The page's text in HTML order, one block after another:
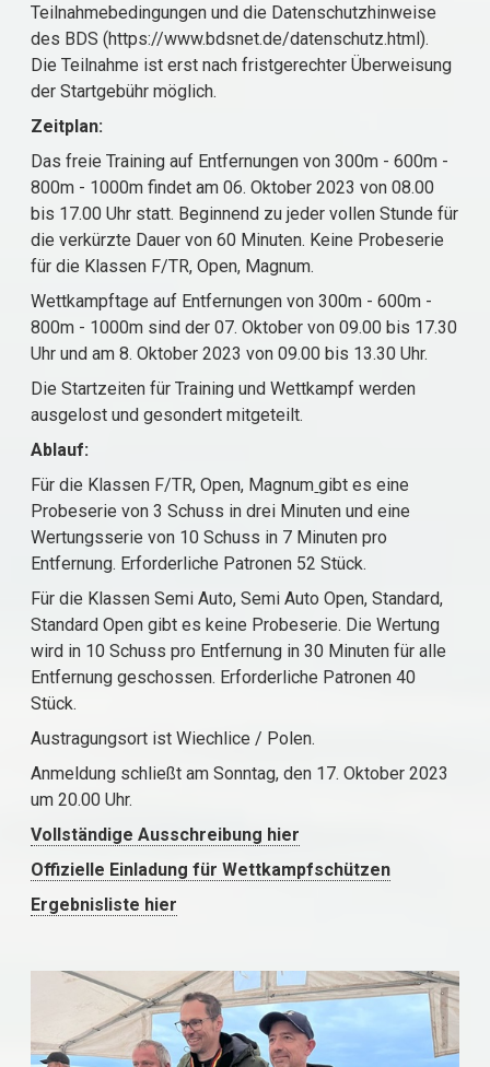
Teilnahmebedingungen und die Datenschutzhinweise
des BDS (https://www.bdsnet.de/datenschutz.html).
Die Teilnahme ist erst nach fristgerechter Überweisung
der Startgebühr möglich.
Zeitplan:
Das freie Training auf Entfernungen von 300m - 600m -
800m - 1000m findet am 06. Oktober 2023 von 08.00
bis 17.00 Uhr statt. Beginnend zu jeder vollen Stunde für
die verkürzte Dauer von 60 Minuten. Keine Probeserie
für die Klassen F/TR, Open, Magnum.
Wettkampftage auf Entfernungen von 300m - 600m -
800m - 1000m sind der 07. Oktober von 09.00 bis 17.30
Uhr und am 8. Oktober 2023 von 09.00 bis 13.30 Uhr.
Die Startzeiten für Training und Wettkampf werden
ausgelost und gesondert mitgeteilt.
Ablauf:
Für die Klassen F/TR, Open, Magnum gibt es eine
Probeserie von 3 Schuss in drei Minuten und eine
Wertungsserie von 10 Schuss in 7 Minuten pro
Entfernung. Erforderliche Patronen 52 Stück.
Für die Klassen Semi Auto, Semi Auto Open, Standard,
Standard Open gibt es keine Probeserie. Die Wertung
wird in 10 Schuss pro Entfernung in 30 Minuten für alle
Entfernung geschossen. Erforderliche Patronen 40
Stück.
Austragungsort ist Wiechlice / Polen.
Anmeldung schließt am Sonntag, den 17. Oktober 2023
um 20.00 Uhr.
Vollständige Ausschreibung hier
Offizielle Einladung für Wettkampfschützen
Ergebnisliste hier